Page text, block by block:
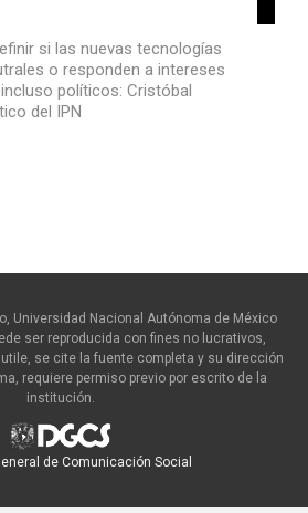
si las nuevas tecnologías
o responden a intereses
políticos: Cristóbal
del IPN
Universidad Nacional Autónoma de México
ser reproducida con fines no lucrativos,
se cite la fuente completa y su dirección
requiere permiso previo por escrito de la
institución.
de Comunicación Social